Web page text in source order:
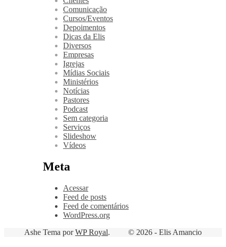
Comunicação
Cursos/Eventos
Depoimentos
Dicas da Elis
Diversos
Empresas
Igrejas
Mídias Sociais
Ministérios
Notícias
Pastores
Podcast
Sem categoria
Serviços
Slideshow
Vídeos
Meta
Acessar
Feed de posts
Feed de comentários
WordPress.org
© 2026 - Elis Amancio
Ashe Tema porWP Royal.